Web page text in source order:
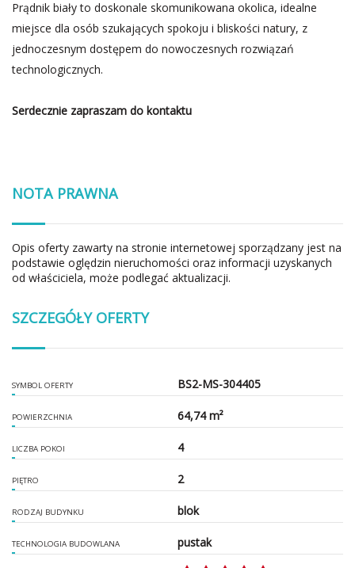
Prądnik biały to doskonale skomunikowana okolica, idealne
miejsce dla osób szukających spokoju i bliskości natury, z
jednoczesnym dostępem do nowoczesnych rozwiązań
technologicznych.
Serdecznie zapraszam do kontaktu
NOTA PRAWNA
Opis oferty zawarty na stronie internetowej sporządzany jest na
podstawie oględzin nieruchomości oraz informacji uzyskanych
od właściciela, może podlegać aktualizacji.
SZCZEGÓŁY OFERTY
SYMBOL OFERTY BS2-MS-304405
POWIERZCHNIA 64,74 m²
LICZBA POKOI 4
PIĘTRO 2
RODZAJ BUDYNKU blok
TECHNOLOGIA BUDOWLANA pustak